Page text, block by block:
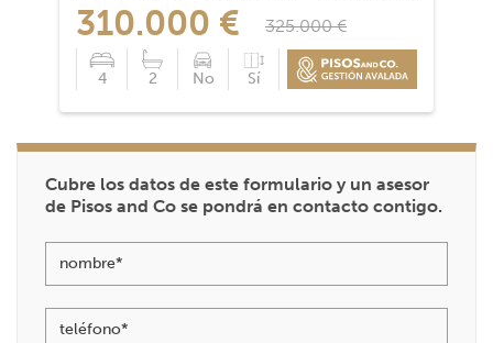
310.000 € 325.000 €
4 2 No Sí
Cubre los datos de este formulario y un asesor
de Pisos and Co se pondrá en contacto contigo.
nombre*
teléfono*